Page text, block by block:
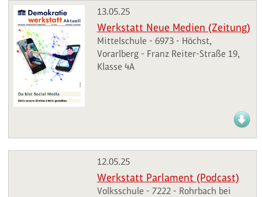
13.05.25
Werkstatt Neue Medien (Zeitung)
Mittelschule - 6973 - Höchst,
Vorarlberg - Franz Reiter-Straße 19,
Klasse 4A
12.05.25
Werkstatt Parlament (Podcast)
Volksschule - 7222 - Rohrbach bei